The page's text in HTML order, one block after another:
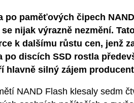
po paměťových čipech
nijak výrazně nezmění.
k dalšímu růstu cen, jenž
po discích SSD rostla
hlavně silný zájem
NAND Flash klesaly sedm